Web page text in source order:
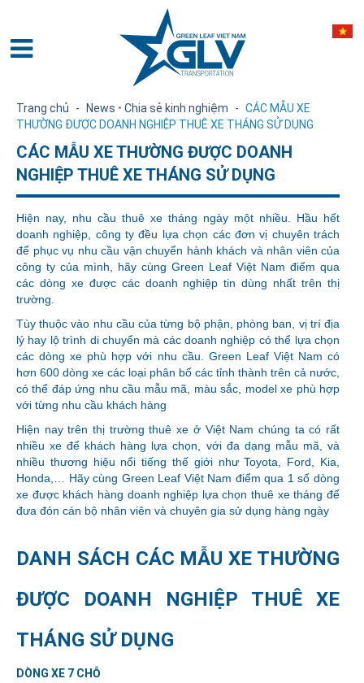
Trang chủ - News • Chia sẻ kinh nghiệm - CÁC MẪU XE
THƯỜNG ĐƯỢC DOANH NGHIỆP THUÊ XE THÁNG SỬ DỤNG
CÁC MẪU XE THƯỜNG ĐƯỢC DOANH
NGHIỆP THUÊ XE THÁNG SỬ DỤNG
Hiện nay, nhu cầu thuê xe tháng ngày một nhiều. Hầu hết
doanh nghiệp, công ty đều lựa chọn các đơn vị chuyên trách
để phục vụ nhu cầu vận chuyển hành khách và nhân viên của
công ty của mình, hãy cùng Green Leaf Việt Nam điểm qua
các dòng xe được các doanh nghiệp tin dùng nhất trên thị
trường.
Tùy thuộc vào nhu cầu của từng bộ phận, phòng ban, vị trí địa
lý hay lộ trình di chuyển mà các doanh nghiệp có thể lựa chọn
các dòng xe phù hợp với nhu cầu. Green Leaf Việt Nam có
hơn 600 dòng xe các loại phân bố các tỉnh thành trên cả nước,
có thể đáp ứng nhu cầu mẫu mã, màu sắc, model xe phù hợp
với từng nhu cầu khách hàng
Hiện nay trên thị trường thuê xe ở Việt Nam chúng ta có rất
nhiều xe để khách hàng lựa chọn, với đa dạng mẫu mã, và
nhiều thương hiệu nổi tiếng thế giới như Toyota, Ford, Kia,
Honda,… Hãy cùng Green Leaf Việt Nam điểm qua 1 số dòng
xe được khách hàng doanh nghiệp lựa chọn thuê xe tháng để
đưa đón cán bộ nhân viên và chuyên gia sử dụng hàng ngày
DANH SÁCH CÁC MẪU XE THƯỜNG
ĐƯỢC DOANH NGHIỆP THUÊ XE
THÁNG SỬ DỤNG
DÒNG XE 7 CHỖ